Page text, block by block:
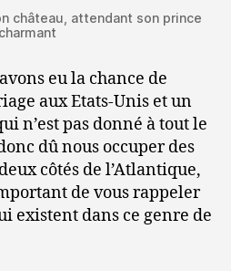
château, attendant son prince
charmant
eu la chance de
aux Etats-Unis et un
n’est pas donné à tout le
dû nous occuper des
côtés de l’Atlantique,
de vous rappeler
existent dans ce genre de